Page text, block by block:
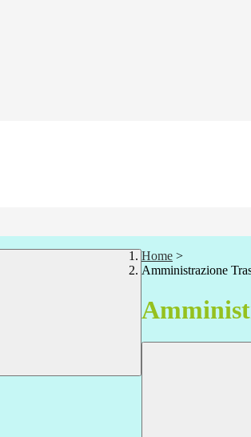
Home >
Amministrazione